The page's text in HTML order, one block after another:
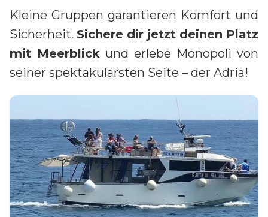
Kleine Gruppen garantieren Komfort und
Sicherheit. Sichere dir jetzt deinen Platz
mit Meerblick und erlebe Monopoli von
seiner spektakulärsten Seite – der Adria!